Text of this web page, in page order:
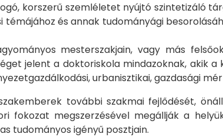
korszerű szemléletet nyújtó szintetizáló
és annak tudományági
mesterszakjain, vagy más
jelent a doktoriskola mindazoknak, akik a
urbanisztikai, gazdasági
további szakmai fejlődését,
fokozat megszerzésével megállják a
tudományos igényű posztjain.